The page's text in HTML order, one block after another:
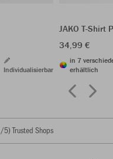
Individualisierbar
JAKO T-Shirt
34,99 €
in 7
erhältlich
/5) Trusted Shops